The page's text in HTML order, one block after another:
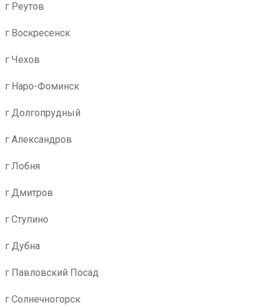
г Реутов
г Воскресенск
г Чехов
г Наро-Фоминск
г Долгопрудный
г Александров
г Лобня
г Дмитров
г Ступино
г Дубна
г Павловский Посад
г Солнечногорск